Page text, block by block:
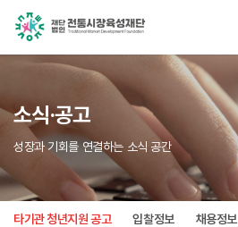
소식·공고
성장과 기회를 연결하는 소식 공간
타기관 청년지원 공고 입찰정보 채용정보